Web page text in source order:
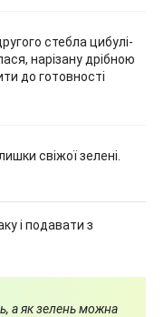
стебла цибулі-
нарізану дрібною
до готовності
свіжої зелені.
і подавати з
а як зелень можна